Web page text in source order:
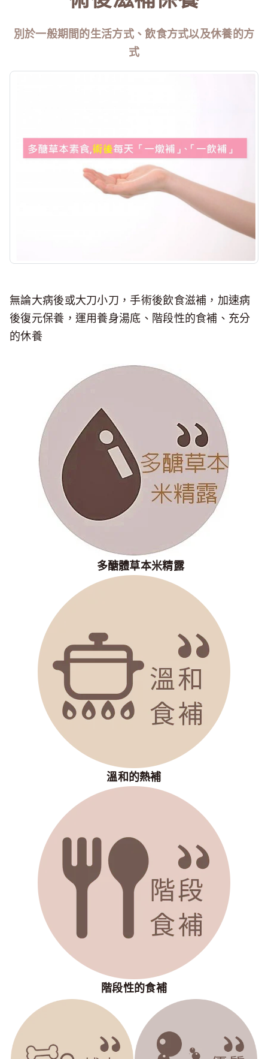
別於一般期間的生活方式、飲食方式以及休養的方
式
無論大病後或大刀小刀，手術後飲食滋補，加速病
後復元保養，運用養身湯底、階段性的食補、充分
的休養
多醣體草本米精露
溫和的熱補
階段性的食補